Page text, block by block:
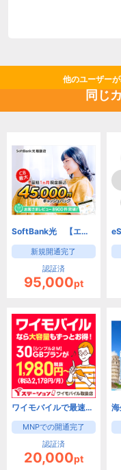
他のユーザー
同じ
SoftBank光 【エヌズカンパニー】(新規開通)
新規開通完了
認証済
95,000pt
ワイモバイルで最速キャッシュバック！Yステーション
MNPでの開通完了
認証済
20,000pt